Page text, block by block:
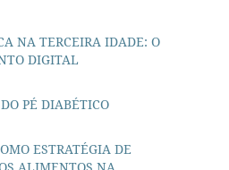
NA TERCEIRA IDADE: O
DIGITAL
PÉ DIABÉTICO
ESTRATÉGIA DE
ALIMENTOS NA